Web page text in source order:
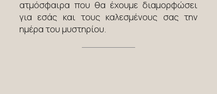
ατμόσφαιρα που θα έχουμε διαμορφώσει
για εσάς και τους καλεσμένους σας την
ημέρα του μυστηρίου.